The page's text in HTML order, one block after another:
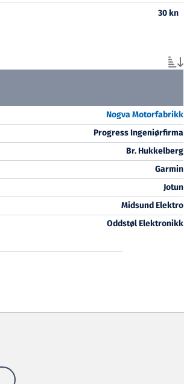
30 kn
Nogva Motorfabrikk
Progress Ingeniørfirma
Br. Hukkelberg
Garmin
Jotun
Midsund Elektro
Oddstøl Elektronikk